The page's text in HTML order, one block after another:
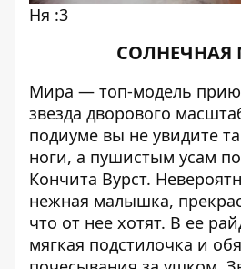
Ня :3
СОЛНЕЧНАЯ
Мира — топ-модель
звезда дворового
подиуме вы не увидите
ноги, а пушистым усам
Кончита Вурст.
нежная малышка,
что от нее хотят. В ее
мягкая подстилочка и